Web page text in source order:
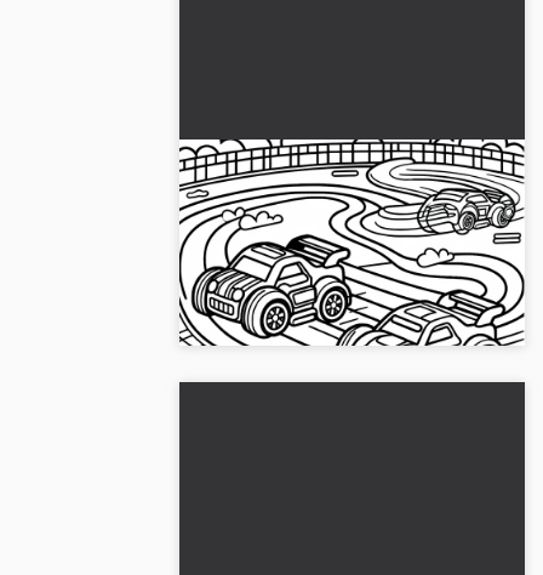
Leikkiautot järjestävät
kilpailuja kilpailuradalla -
Värityskuva ilmaiseksi
Koe jännittäviä kilpa-ajoja leluautoilla
värikkäällä kilparadallamme. Lataa
ilmainen värityskuva nyt!...